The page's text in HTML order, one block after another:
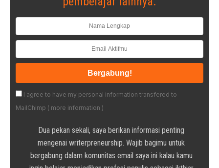
I agree to have my personal information transfered to
MailChimp ( more information )
Dua pekan sekali, saya berikan informasi penting
mengenai writerpreneurship. Wajib bagimu untuk
bergabung dalam komunitas email saya ini kalau kamu